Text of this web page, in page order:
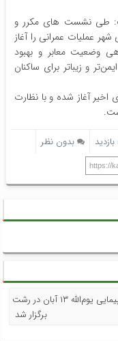
طی نشست های مکرر و
عملیات عمرانی را آغاز
وضعیت معابر و بهبود
و زیباتر برای ساکنان
اخیر آغاز شده و با نظارت
بدون نظر
https://
« راهپیمایی یوم‌الله ۱۳ آبان در رشت
برگزار شد